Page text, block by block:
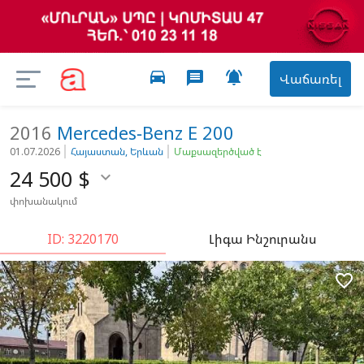
Վաճառել

message
directions_car
2016 Mercedes-Benz E 200
01.07.2026 Հայաստան, Երևան Մաքսազերծված է
24 500 $ 
փոխանակում
ID: 3220170 Լիգա Ինշուրանս
favorite_border